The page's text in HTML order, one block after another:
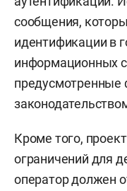
сообщения,
идентификации в
информационных
Кроме того,
ограничений для
оператор должен